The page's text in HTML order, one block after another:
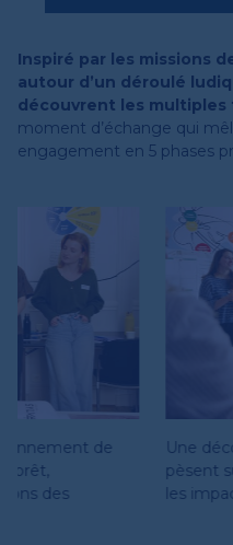
Inspiré par les missions
autour d’un déroulé
découvrent les
moment d’échange qui
engagement en 5 phases
Une découverte des aléas
pèsent sur la forêt et une
les impacts réels sur l'arbre